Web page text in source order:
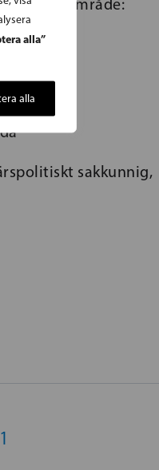
alla”
alla
välfärdsområde:
sakkunnig,